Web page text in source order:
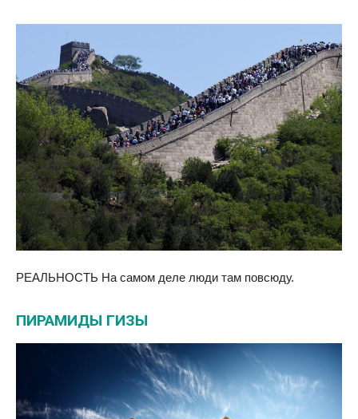
РЕАЛЬНОСТЬ На самом деле люди там повсюду.
ПИРАМИДЫ ГИЗЫ